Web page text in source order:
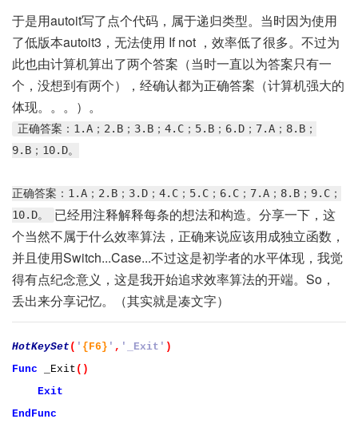
于是用autoit写了点个代码，属于递归类型。当时因为使用
了低版本autoit3，无法使用 If not ，效率低了很多。不过为
此也由计算机算出了两个答案（当时一直以为答案只有一
个，没想到有两个），经确认都为正确答案（计算机强大的
体现。。。）。
正确答案：1.A；2.B；3.B；4.C；5.B；6.D；7.A；8.B；
9.B；10.D。
正确答案：1.A；2.B；3.D；4.C；5.C；6.C；7.A；8.B；9.C；
10.D。
已经用注释解释每条的想法和构造。分享一下，这
个当然不属于什么效率算法，正确来说应该用成独立函数，
并且使用Switch...Case...不过这是初学者的水平体现，我觉
得有点纪念意义，这是我开始追求效率算法的开端。So，
丢出来分享记忆。（其实就是凑文字）
HotKeySet ( ' {F6} ' , '_Exit' )
Func _Exit ()
Exit
EndFunc